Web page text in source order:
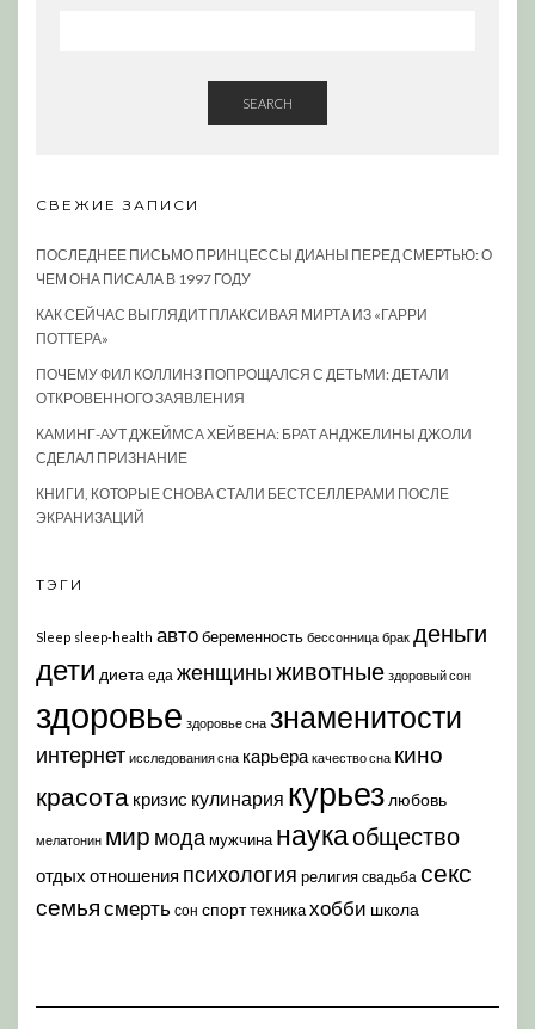
SEARCH
СВЕЖИЕ ЗАПИСИ
ПОСЛЕДНЕЕ ПИСЬМО ПРИНЦЕССЫ ДИАНЫ ПЕРЕД СМЕРТЬЮ: О
ЧЕМ ОНА ПИСАЛА В 1997 ГОДУ
КАК СЕЙЧАС ВЫГЛЯДИТ ПЛАКСИВАЯ МИРТА ИЗ «ГАРРИ
ПОТТЕРА»
ПОЧЕМУ ФИЛ КОЛЛИНЗ ПОПРОЩАЛСЯ С ДЕТЬМИ: ДЕТАЛИ
ОТКРОВЕННОГО ЗАЯВЛЕНИЯ
КАМИНГ-АУТ ДЖЕЙМСА ХЕЙВЕНА: БРАТ АНДЖЕЛИНЫ ДЖОЛИ
СДЕЛАЛ ПРИЗНАНИЕ
КНИГИ, КОТОРЫЕ СНОВА СТАЛИ БЕСТСЕЛЛЕРАМИ ПОСЛЕ
ЭКРАНИЗАЦИЙ
ТЭГИ
Sleep sleep-health автобеременность бессонница брак деньги
дети диета еда женщиныживотные здоровый сон
здоровье здоровье сна знаменитости
интернет исследования сна карьера качество сна кино
красота кризис кулинария курьез любовь
мелатонин мир модамужчина наукаобщество
отдых отношения психология религия свадьба секс
семья смерть сон спорттехникахобби школа